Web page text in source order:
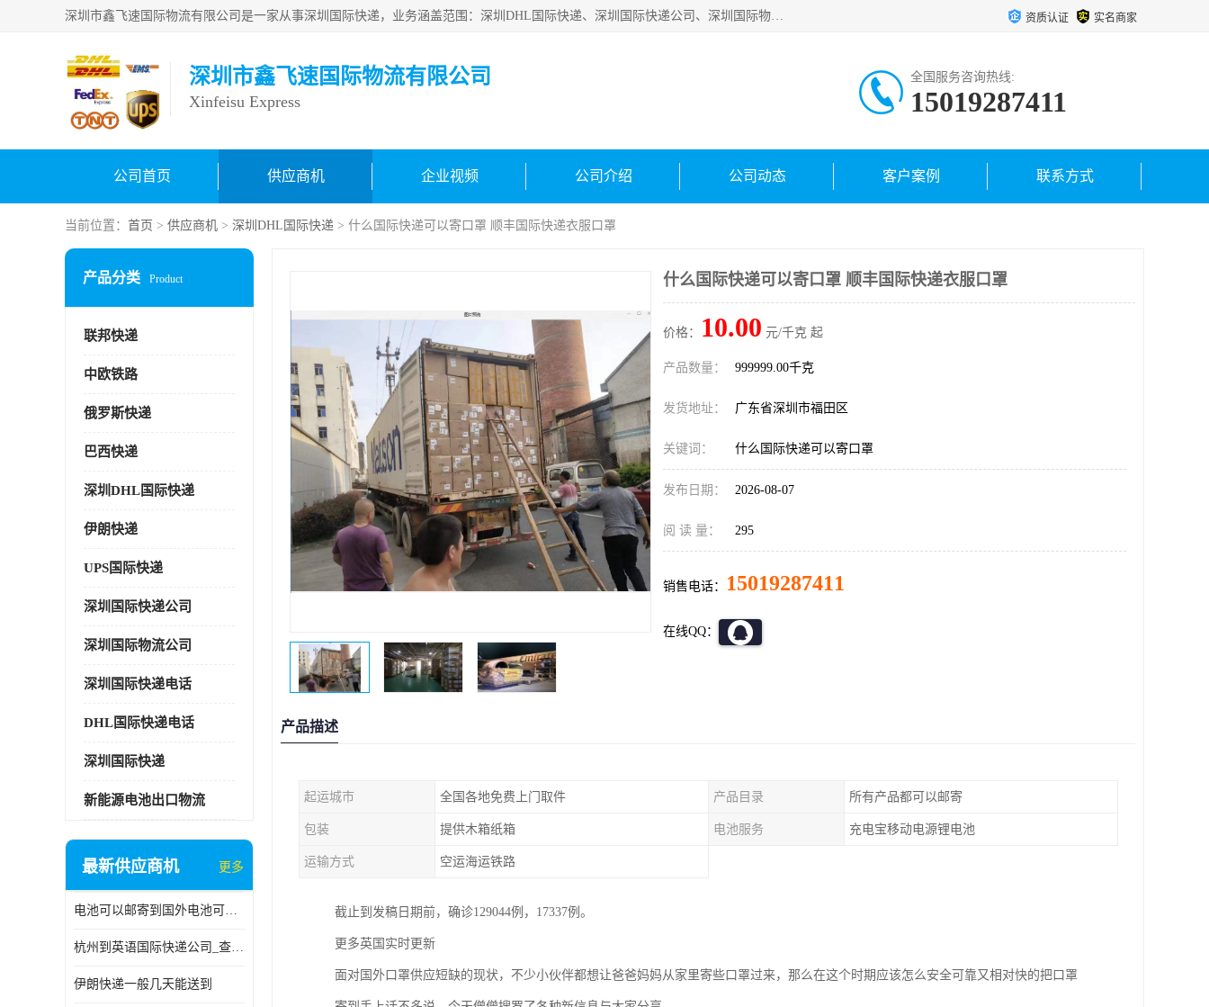
深圳市鑫飞速国际物流有限公司是一家从事深圳国际快递，业务涵盖范围：深圳DHL国际快递、深圳国际快递公司、深圳国际物流公司、深圳国际快递、深圳DHL国际快递电话可拨打全国服务热线：15019287411。欢迎各位亲来人来电到我司洽谈合作。 资质认证 实名商家
深圳市鑫飞速国际物流有限公司
Xinfeisu Express
全国服务咨询热线:
15019287411
公司首页 供应商机 企业视频 公司介绍 公司动态 客户案例 联系方式
当前位置： 首页 > 供应商机 > 深圳DHL国际快递 > 什么国际快递可以寄口罩 顺丰国际快递衣服口罩
产品分类 Product
联邦快递
中欧铁路
俄罗斯快递
巴西快递
深圳DHL国际快递
伊朗快递
UPS国际快递
深圳国际快递公司
深圳国际物流公司
深圳国际快递电话
DHL国际快递电话
深圳国际快递
新能源电池出口物流
最新供应商机 更多
电池可以邮寄到国外电池可以发国际物流手机电池可以邮寄到国外
杭州到英语国际快递公司_查国际快递
伊朗快递一般几天能送到
什么国际快递可以寄口罩 顺丰国际快递衣服口罩
价格： 10.00 元/千克 起
产品数量： 999999.00千克
发货地址： 广东省深圳市福田区
关键词： 什么国际快递可以寄口罩
发布日期： 2026-08-07
阅 读 量： 295
销售电话： 15019287411
在线QQ：
产品描述
起运城市 全国各地免费上门取件 产品目录 所有产品都可以邮寄
包装 提供木箱纸箱 电池服务 充电宝移动电源锂电池
运输方式 空运海运铁路
截止到发稿日期前，确诊129044例，17337例。
更多英国实时更新
面对国外口罩供应短缺的现状，不少小伙伴都想让爸爸妈妈从家里寄些口罩过来，那么在这个时期应该怎么安全可靠又相对快的把口罩